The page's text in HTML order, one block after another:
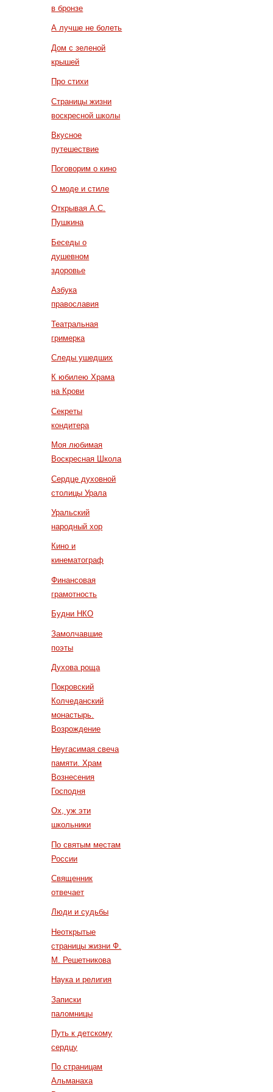
в бронзе
А лучше не болеть
Дом с зеленой
крышей
Про стихи
Страницы жизни
воскресной школы
Вкусное
путешествие
Поговорим о кино
О моде и стиле
Открывая А.С.
Пушкина
Беседы о
душевном
здоровье
Азбука
православия
Театральная
гримерка
Следы ушедших
К юбилею Храма
на Крови
Секреты
кондитера
Моя любимая
Воскресная Школа
Сердце духовной
столицы Урала
Уральский
народный хор
Кино и
кинематограф
Финансовая
грамотность
Будни НКО
Замолчавшие
поэты
Духова роща
Покровский
Колчеданский
монастырь.
Возрождение
Неугасимая свеча
памяти. Храм
Вознесения
Господня
Ох, уж эти
школьники
По святым местам
России
Священник
отвечает
Люди и судьбы
Неоткрытые
страницы жизни Ф.
М. Решетникова
Наука и религия
Записки
паломницы
Путь к детскому
сердцу
По страницам
Альманаха